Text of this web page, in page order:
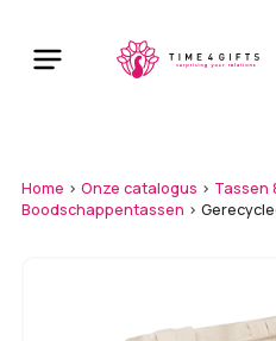
main
Home > Onze catalogus > Tassen
Boodschappentassen >